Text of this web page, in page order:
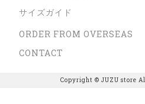
サイズガイド
ORDER FROM OVERSEAS
CONTACT
Copyright © JUZU store